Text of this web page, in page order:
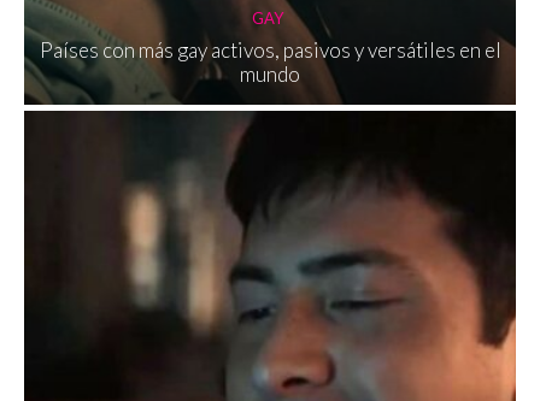
GAY
Países con más gay activos, pasivos y versátiles en el
mundo